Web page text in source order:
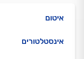
איטום
אינסטלטורים